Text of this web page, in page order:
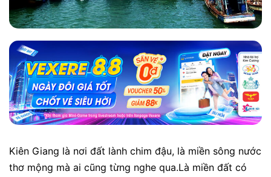
Kiên Giang là nơi đất lành chim đậu, là miền sông nước
thơ mộng mà ai cũng từng nghe qua.Là miền đất có